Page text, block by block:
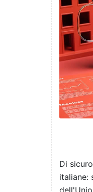
Di
italiane: